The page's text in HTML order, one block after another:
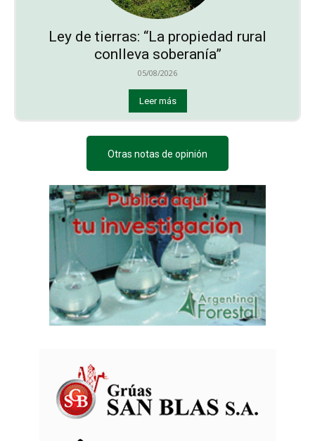
Ley de tierras: “La propiedad rural
conlleva soberanía”
05/08/2026
Leer más
Otras notas de opinión